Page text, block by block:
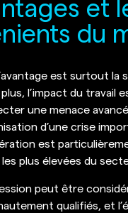
du
est surtout la
l’impact du travail
une menace
d’une crise
est
plus élevées du
peut être
qualifiés, et